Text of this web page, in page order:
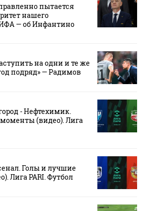
пытается
нашего
— об Инфантино
на одни и те же
подряд» — Радимов
- Нефтехимик.
(видео). Лига
Голы и лучшие
Лига PARI. Футбол